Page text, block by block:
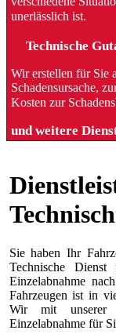
unerlässlich ist.
Technische
Wir erstellen für Sie
Schadensursache,
Kosten zur
und weitere
Sie haben Ihr
Technische
Einzelabnahme
Fahrzeugen ist in
Wir mit unserer
Einzelabnahme für